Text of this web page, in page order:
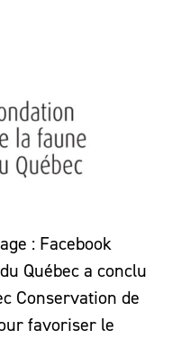
: Facebook
Québec a conclu
Conservation de
favoriser le